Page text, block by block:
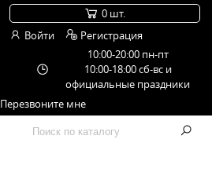
10:00-20:00 пн-пт
10:00-18:00 сб-вс и
официальные праздники
Перезвоните мне
0 шт.
Войти
Регистрация